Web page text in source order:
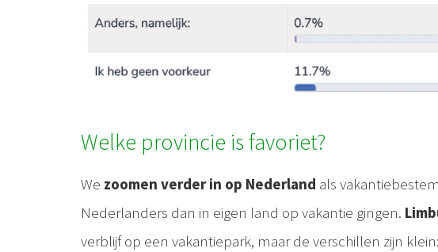
Welke provincie is favoriet?
We zoomen verder in op Nederland als
Nederlanders dan in eigen land op vakantie gingen.
verblijf op een vakantiepark, maar de verschillen zijn klein: